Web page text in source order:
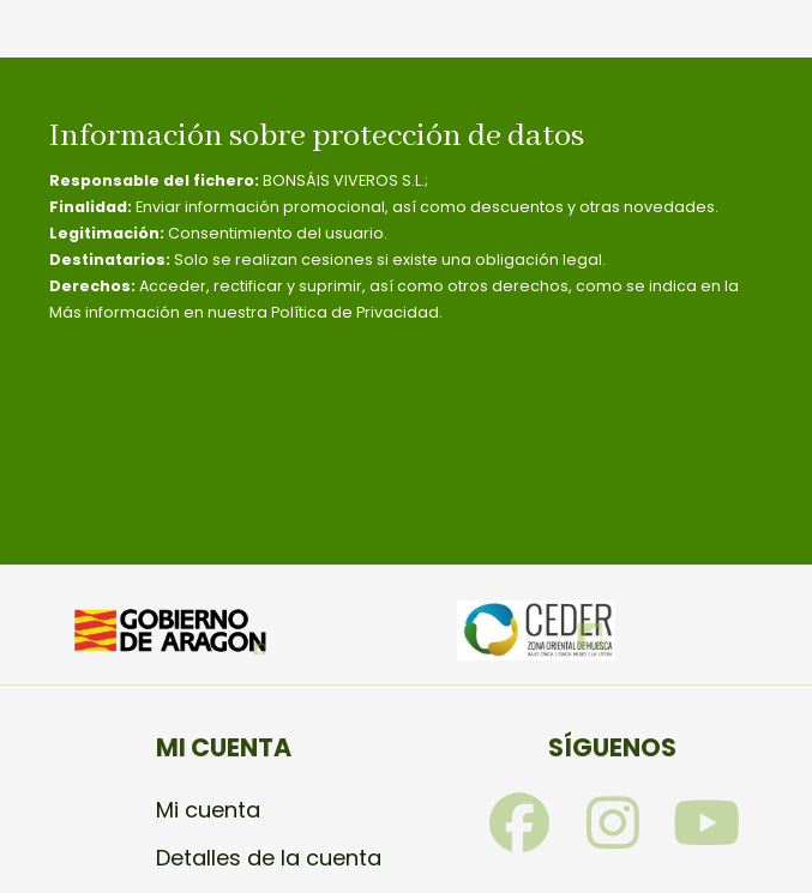
Información sobre protección de datos
Responsable del fichero: BONSÁIS VIVEROS S.L.;
Finalidad: Enviar información promocional, así como descuentos y otras novedades.
Legitimación: Consentimiento del usuario.
Destinatarios: Solo se realizan cesiones si existe una obligación legal.
Derechos: Acceder, rectificar y suprimir, así como otros derechos, como se indica en la
Más información en nuestra Política de Privacidad.
MI CUENTA
Mi cuenta
Detalles de la cuenta
SÍGUENOS
F
a
I
n
Y